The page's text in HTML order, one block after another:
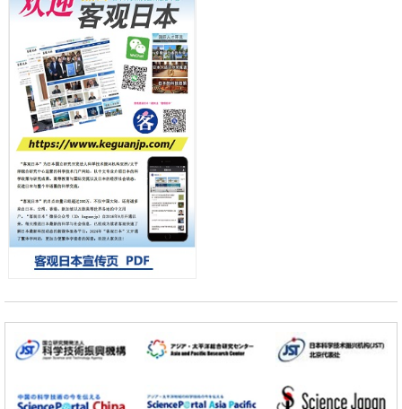
科学研究
东京大学和海上保安厅等发现南海海槽沿线板块边界锁定状态存在区域
差异
政策
日本第2次医疗研究开发调整费，根据一线实际情况和需求分配99.3亿
日元
科学研究
千叶大学鉴定出导致难治性疾病“肺高血压症”恶化的蛋白质“MYL9/12”，
会引发血管结构恶化
科学研究
京都大学高效生成光的构成单元“光子”，可应用于量子计算机
科学研究
开发出300亿年仅误差1秒的光晶格钟，构建网络将其打造为下一代社会
基础设施
经济・社会
科学研究
带大量基因的人工细胞
日本科学未来馆 科学交
流员
小岩井忠道 泷川 进